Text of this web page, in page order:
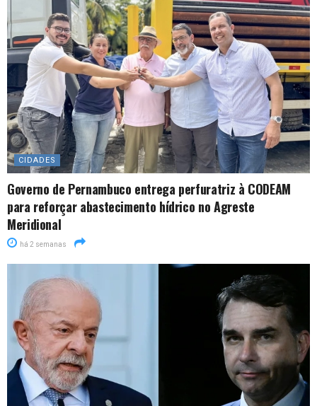
CIDADES
Governo de Pernambuco entrega perfuratriz à CODEAM
para reforçar abastecimento hídrico no Agreste
Meridional
há 2 semanas